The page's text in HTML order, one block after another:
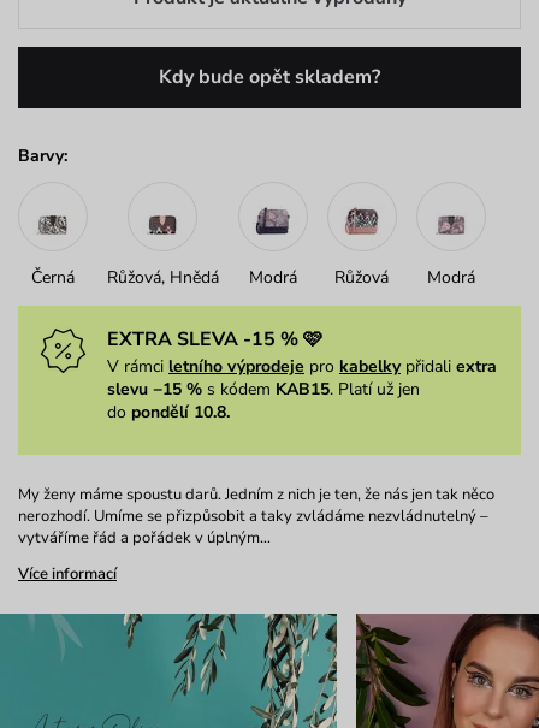
Kdy bude opět skladem?
Barvy:
Černá Růžová, Hnědá Modrá Růžová Modrá
EXTRA SLEVA -15 % 🩷
V rámci letního výprodeje pro kabelkypřidali extra
slevu −15 % s kódem KAB15. Platí už jen
do pondělí 10.8.
My ženy máme spoustu darů. Jedním z nich je ten, že nás jen tak něco
nerozhodí. Umíme se přizpůsobit a taky zvládáme nezvládnutelný –
vytváříme řád a pořádek v úplným…
Více informací